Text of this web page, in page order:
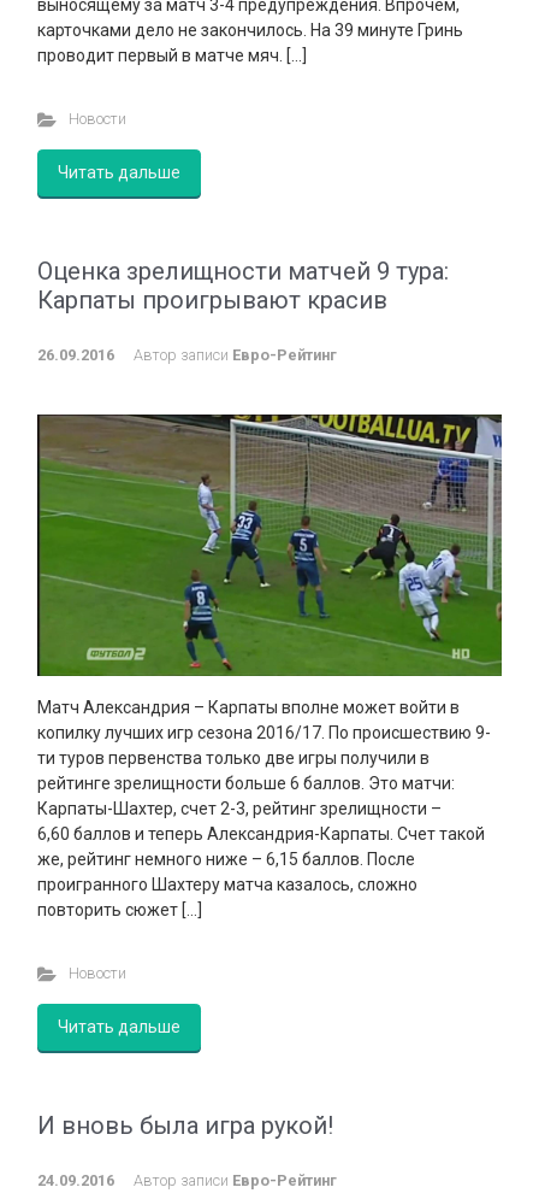
выносящему за матч 3-4 предупреждения. Впрочем,
карточками дело не закончилось. На 39 минуте Гринь
проводит первый в матче мяч. […]
Новости
Читать дальше
Оценка зрелищности матчей 9 тура:
Карпаты проигрывают красив
26.09.2016 Автор записи Евро-Рейтинг
Матч Александрия – Карпаты вполне может войти в
копилку лучших игр сезона 2016/17. По происшествию 9-
ти туров первенства только две игры получили в
рейтинге зрелищности больше 6 баллов. Это матчи:
Карпаты-Шахтер, счет 2-3, рейтинг зрелищности –
6,60 баллов и теперь Александрия-Карпаты. Счет такой
же, рейтинг немного ниже – 6,15 баллов. После
проигранного Шахтеру матча казалось, сложно
повторить сюжет […]
Новости
Читать дальше
И вновь была игра рукой!
24.09.2016 Автор записи Евро-Рейтинг